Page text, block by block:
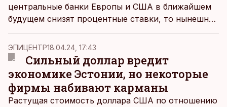
центральные банки Европы и США в ближайшем
будущем снизят процентные ставки, то нынешние
сигналы говорят о том, что ожидать падения
ставок в этом году не стоит. Более того, нельзя
исключать их повышения.
ЭПИЦЕНТР18.04.24, 17:43
Сильный доллар вредит
экономике Эстонии, но некоторые
фирмы набивают карманы
Растущая стоимость доллара США по отношению